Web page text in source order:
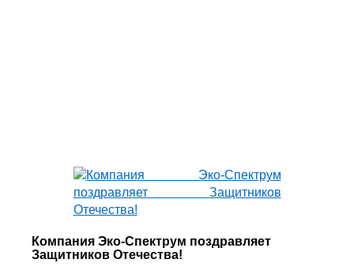
Компания Эко-Спектрум поздравляет
Защитников Отечества!